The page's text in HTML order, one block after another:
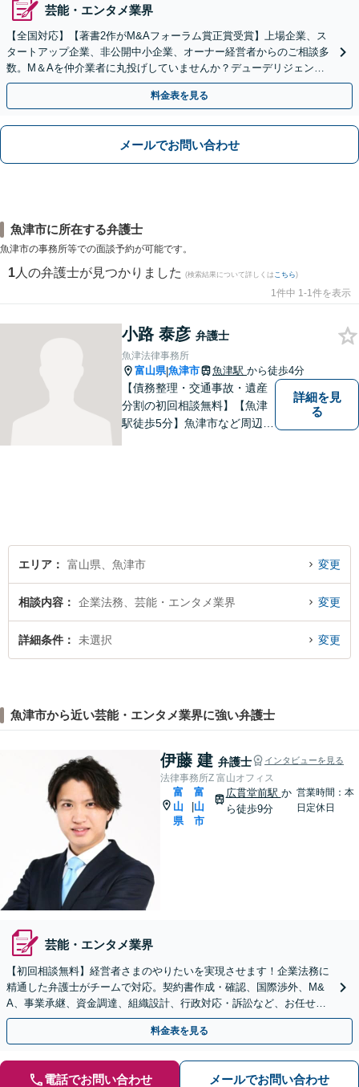
芸能・エンタメ業界
【全国対応】【著書2作がM&Aフォーラム賞正賞受賞】上場企業、ス
タートアップ企業、非公開中小企業、オーナー経営者からのご相談多
数。M＆Aを仲介業者に丸投げしていませんか？デューデリジェンス
や契約書作成・交渉はお任せください【初回無料】
料金表を見る
メールでお問い合わせ
魚津市に所在する弁護士
魚津市の事務所等での面談予約が可能です。
1 人の弁護士が見つかりました (検索結果について詳しくは こちら)
1件中 1-1件を表示
小路 泰彦 弁護士
魚津法律事務所
富山県|魚津市 魚津駅 から徒歩4分
【債務整理・交通事故・遺産
分割の初回相談無料】【魚津
駅徒歩5分】魚津市など周辺地
詳細を見
る
エリア 富山県、魚津市 変更
相談内容 企業法務、芸能・エンタメ業界 変更
詳細条件 未選択 変更
魚津市から近い芸能・エンタメ業界に強い弁護士
伊藤 建 弁護士 インタビューを見る
法律事務所Z 富山オフィス
富
山
県
富
山
市
広貫堂前駅 か
ら徒歩9分
営業時間：本
日定休日
芸能・エンタメ業界
【初回相談無料】経営者さまのやりたいを実現させます！企業法務に
精通した弁護士がチームで対応。契約書作成・確認、国際渉外、M&
A、事業承継、資金調達、組織設計、行政対応・訴訟など、お任せく
ださい【5つの顧問契約プランあり】【英語対応】
料金表を見る
電話でお問い合わせ メールでお問い合わせ